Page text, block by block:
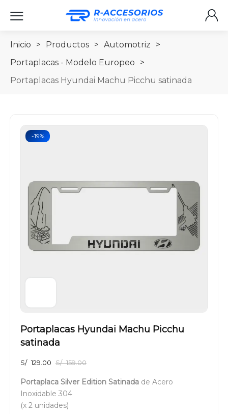
Inicio > Productos > Automotriz
>
Portaplacas - Modelo Europeo
>
Portaplacas Hyundai Machu Picchu satinada
-19%
Portaplacas Hyundai Machu Picchu
satinada
S/ 159.00
S/ 129.00
Portaplaca Silver Edition Satinada de Acero
Inoxidable 304
(x 2 unidades)